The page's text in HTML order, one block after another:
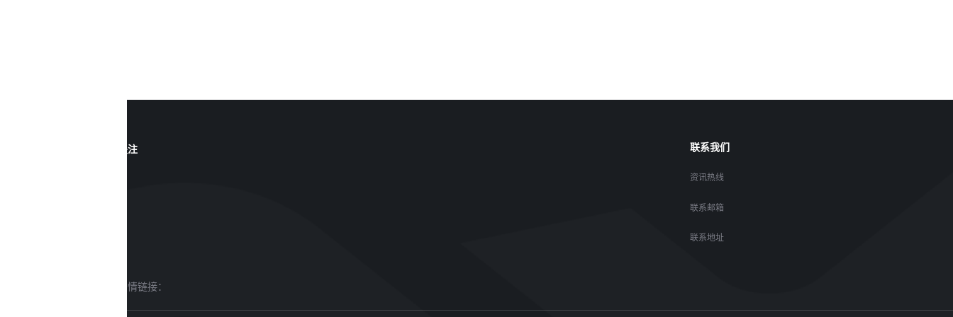
关注 联系我们
资讯热线
联系邮箱
联系地址
友情链接：